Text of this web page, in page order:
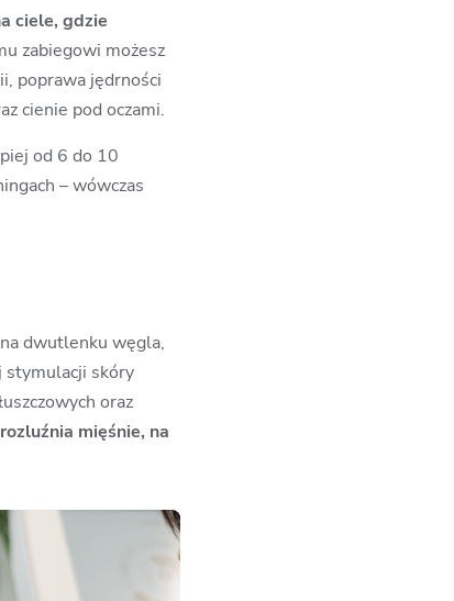
ciele, gdzie
zabiegowi możesz
poprawa jędrności
cienie pod oczami.
od 6 do 10
– wówczas
dwutlenku węgla,
stymulacji skóry
oraz
mięśnie, na